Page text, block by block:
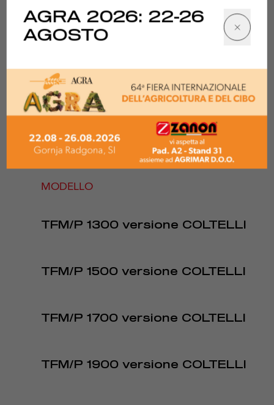
MODELLO
TFM/P 1300 versione COLTELLI
TFM/P 1500 versione COLTELLI
TFM/P 1700 versione COLTELLI
TFM/P 1900 versione COLTELLI
AGRA 2026: 22-26
AGOSTO